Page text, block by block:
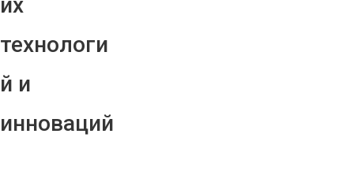
технологи
й и
инноваций